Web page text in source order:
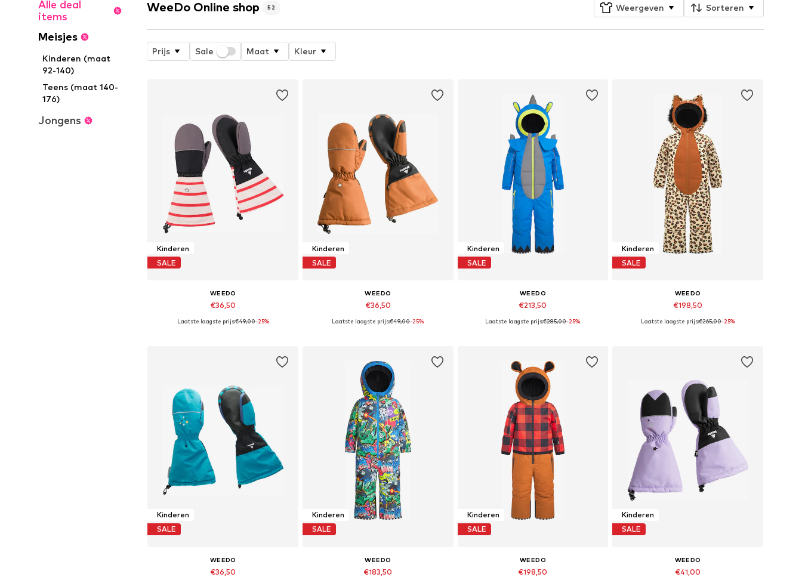
Alle deal
items
Meisjes
Kinderen (maat
92-140)
Teens (maat 140-
176)
Jongens
WeeDo Online shop 52 Weergeven Sorteren
Prijs Sale Maat Kleur
Kinderen
SALE
WEEDO
€36,50
Beschikbare maten: S, M, L, XL
Laatste laagste prijs:€49,00-25%
Kinderen
SALE
WEEDO
€36,50
Beschikbare maten: XXXS, XXXS-XXS, XS-S
Laatste laagste prijs:€49,00-25%
Kinderen
SALE
WEEDO
€213,50
Beschikbare maten: 92, 104, 116
Laatste laagste prijs:€285,00-25%
Kinderen
SALE
WEEDO
€198,50
Beschikbare maten: 92, 104, 116
Laatste laagste prijs:€265,00-25%
Kinderen
SALE
WEEDO
€36,50
Kinderen
SALE
WEEDO
€183,50
Kinderen
SALE
WEEDO
€198,50
Kinderen
SALE
WEEDO
€41,00